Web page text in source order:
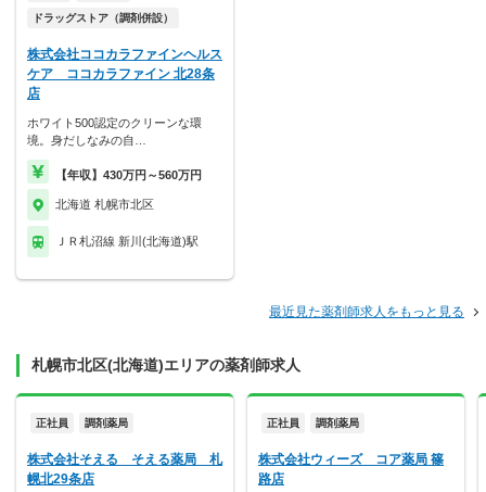
ドラッグストア（調剤併設）
株式会社ココカラファインヘルス
ケア ココカラファイン 北28条
店
ホワイト500認定のクリーンな環
境。身だしなみの自…
【年収】430万円～560万円
北海道 札幌市北区
ＪＲ札沼線 新川(北海道)駅
最近見た薬剤師求人をもっと見る
札幌市北区(北海道)エリアの薬剤師求人
正社員 調剤薬局
株式会社そえる そえる薬局 札
幌北29条店
正社員 調剤薬局
株式会社ウィーズ コア薬局 篠
路店